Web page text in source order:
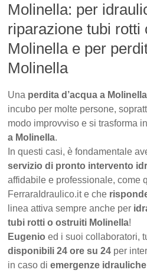
Molinella: per
riparazione tubi rotti
Molinella e per
Molinella
Una perdita d’acqua a Molinella
incubo per molte persone,
modo improvviso e si trasforma
a Molinella.
In questi casi, è fondamentale
servizio di pronto intervento
affidabile e professionale, come
FerraraIdraulico.it e che
linea attiva sempre anche per
tubi rotti o ostruiti Molinella!
Eugenio ed i suoi collaboratori,
disponibili 24 ore su 24 per
in caso diemergenze